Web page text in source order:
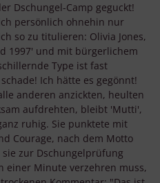
Dschungel-Camp geguckt!
persönlich ohnehin nur
so zu titulieren: Olivia Jones,
1997' und mit bürgerlichem
Type ist fast
Ich hätte es gegönnt!
anderen anzickten, heulten
aufdrehten, bleibt 'Mutti',
ruhig. Sie punktete mit
Courage, nach dem Motto
zur Dschungelprüfung
einer Minute verzehren muss,